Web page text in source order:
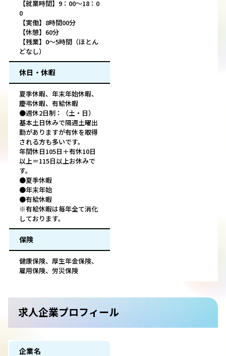
【就業時間】9：00～18：0
0
【実働】8時間00分
【休憩】60分
【残業】0～5時間（ほとん
どなし）
休日・休暇
夏季休暇、年末年始休暇、
慶弔休暇、有給休暇
●週休2日制：（土・日）
基本土日休みで隔週土曜出
勤がありますが有休を取得
される方も多いです。
年間休日105日＋有休10日
以上＝115日以上お休みで
す。
●夏季休暇
●年末年始
●有給休暇
※有給休暇は毎年全て消化
しております。
保険
健康保険、厚生年金保険、
雇用保険、労災保険
求人企業プロフィール
企業名